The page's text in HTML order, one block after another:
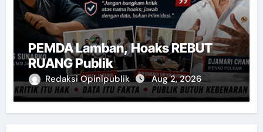
PEMDA Lamban, Hoaks REBUT
RUANG Publik
Redaksi Opinipublik Aug 2, 2026